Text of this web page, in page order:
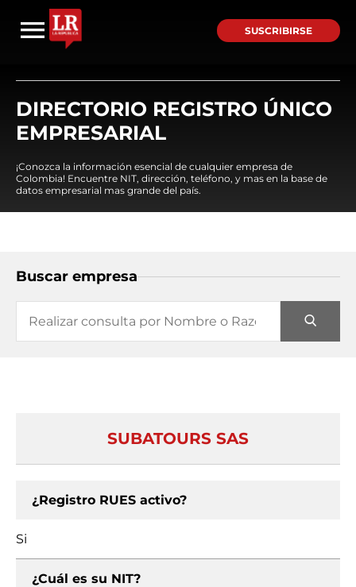
SUSCRIBIRSE
DIRECTORIO REGISTRO ÚNICO
EMPRESARIAL
¡Conozca la información esencial de cualquier empresa de
Colombia! Encuentre NIT, dirección, teléfono, y mas en la base de
datos empresarial mas grande del país.
Buscar empresa
SUBATOURS SAS
¿Registro RUES activo?
Si
¿Cuál es su NIT?